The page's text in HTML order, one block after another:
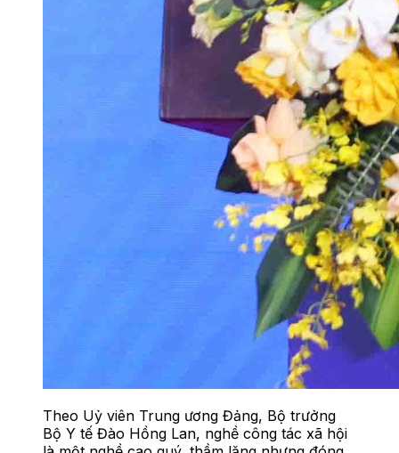
Theo Uỷ viên Trung ương Đảng, Bộ trưởng
Bộ Y tế Đào Hồng Lan, nghề công tác xã hội